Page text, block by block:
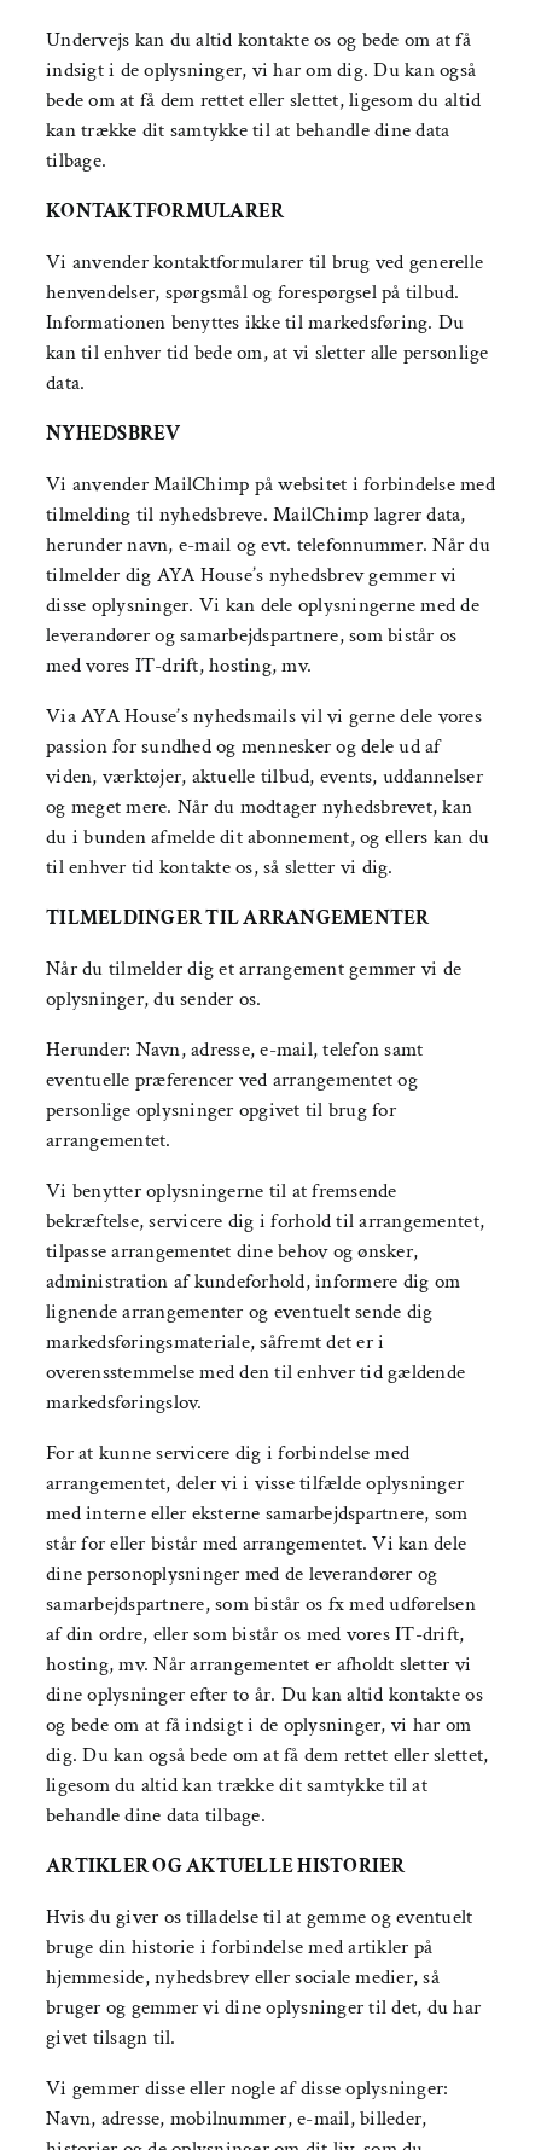
Undervejs kan du altid kontakte os og bede om at få
indsigt i de oplysninger, vi har om dig. Du kan også
bede om at få dem rettet eller slettet, ligesom du altid
kan trække dit samtykke til at behandle dine data
tilbage.
KONTAKTFORMULARER
Vi anvender kontaktformularer til brug ved generelle
henvendelser, spørgsmål og forespørgsel på tilbud.
Informationen benyttes ikke til markedsføring. Du
kan til enhver tid bede om, at vi sletter alle personlige
data.
NYHEDSBREV
Vi anvender MailChimp på websitet i forbindelse med
tilmelding til nyhedsbreve. MailChimp lagrer data,
herunder navn, e-mail og evt. telefonnummer. Når du
tilmelder dig AYA House’s nyhedsbrev gemmer vi
disse oplysninger. Vi kan dele oplysningerne med de
leverandører og samarbejdspartnere, som bistår os
med vores IT-drift, hosting, mv.
Via AYA House’s nyhedsmails vil vi gerne dele vores
passion for sundhed og mennesker og dele ud af
viden, værktøjer, aktuelle tilbud, events, uddannelser
og meget mere. Når du modtager nyhedsbrevet, kan
du i bunden afmelde dit abonnement, og ellers kan du
til enhver tid kontakte os, så sletter vi dig.
TILMELDINGER TIL ARRANGEMENTER
Når du tilmelder dig et arrangement gemmer vi de
oplysninger, du sender os.
Herunder: Navn, adresse, e-mail, telefon samt
eventuelle præferencer ved arrangementet og
personlige oplysninger opgivet til brug for
arrangementet.
Vi benytter oplysningerne til at fremsende
bekræftelse, servicere dig i forhold til arrangementet,
tilpasse arrangementet dine behov og ønsker,
administration af kundeforhold, informere dig om
lignende arrangementer og eventuelt sende dig
markedsføringsmateriale, såfremt det er i
overensstemmelse med den til enhver tid gældende
markedsføringslov.
For at kunne servicere dig i forbindelse med
arrangementet, deler vi i visse tilfælde oplysninger
med interne eller eksterne samarbejdspartnere, som
står for eller bistår med arrangementet. Vi kan dele
dine personoplysninger med de leverandører og
samarbejdspartnere, som bistår os fx med udførelsen
af din ordre, eller som bistår os med vores IT-drift,
hosting, mv. Når arrangementet er afholdt sletter vi
dine oplysninger efter to år. Du kan altid kontakte os
og bede om at få indsigt i de oplysninger, vi har om
dig. Du kan også bede om at få dem rettet eller slettet,
ligesom du altid kan trække dit samtykke til at
behandle dine data tilbage.
ARTIKLER OG AKTUELLE HISTORIER
Hvis du giver os tilladelse til at gemme og eventuelt
bruge din historie i forbindelse med artikler på
hjemmeside, nyhedsbrev eller sociale medier, så
bruger og gemmer vi dine oplysninger til det, du har
givet tilsagn til.
Vi gemmer disse eller nogle af disse oplysninger:
Navn, adresse, mobilnummer, e-mail, billeder,